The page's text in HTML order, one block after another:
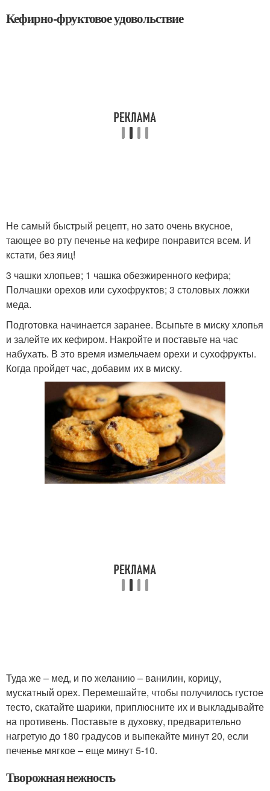
Кефирно-фруктовое удовольствие
Не самый быстрый рецепт, но зато очень вкусное,
тающее во рту печенье на кефире понравится всем. И
кстати, без яиц!
3 чашки хлопьев; 1 чашка обезжиренного кефира;
Полчашки орехов или сухофруктов; 3 столовых ложки
меда.
Подготовка начинается заранее. Всыпьте в миску хлопья
и залейте их кефиром. Накройте и поставьте на час
набухать. В это время измельчаем орехи и сухофрукты.
Когда пройдет час, добавим их в миску.
Туда же – мед, и по желанию – ванилин, корицу,
мускатный орех. Перемешайте, чтобы получилось густое
тесто, скатайте шарики, приплюсните их и выкладывайте
на противень. Поставьте в духовку, предварительно
нагретую до 180 градусов и выпекайте минут 20, если
печенье мягкое – еще минут 5-10.
Творожная нежность